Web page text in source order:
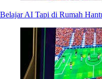
Belajar AI Tapi di Rumah